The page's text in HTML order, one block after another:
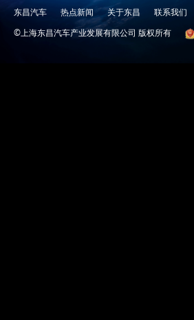
东昌汽车 热点新闻 关于东昌
联系我们
©上海东昌汽车产业发展有限公司 版权所有